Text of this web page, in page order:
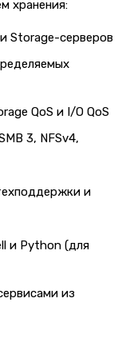
хранения:
Storage-серверов
QoS и I/O QoS
3, NFSv4,
и
и Python (для
из